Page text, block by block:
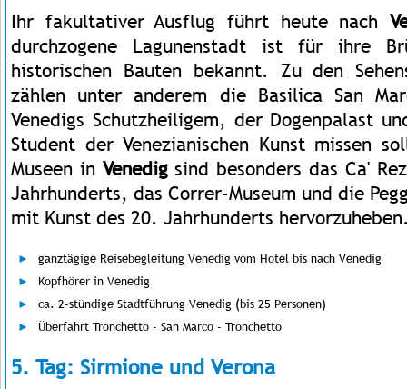
Ihr fakultativer Ausflug führt heute nach
durchzogene Lagunenstadt ist für ihre
historischen Bauten bekannt. Zu den
zählen unter anderem die Basilica San
Venedigs Schutzheiligem, der Dogenpalast
Student der Venezianischen Kunst missen
Museen in Venedigsind besonders das Ca'
Jahrhunderts, das Correr-Museum und die
mit Kunst des 20. Jahrhunderts
ganztägige Reisebegleitung Venedig vom Hotel bis nach Venedig
Kopfhörer in Venedig
ca. 2-stündige Stadtführung Venedig (bis 25 Personen)
Überfahrt Tronchetto - San Marco - Tronchetto
5. Tag: Sirmione und Verona